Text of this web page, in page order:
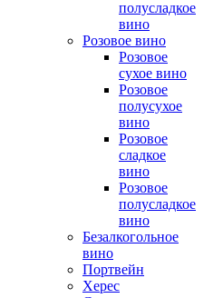
полусладкое
вино
Розовое вино
Розовое
сухое вино
Розовое
полусухое
вино
Розовое
сладкое
вино
Розовое
полусладкое
вино
Безалкогольное
вино
Портвейн
Херес